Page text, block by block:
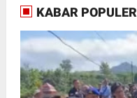
KABAR POPULER